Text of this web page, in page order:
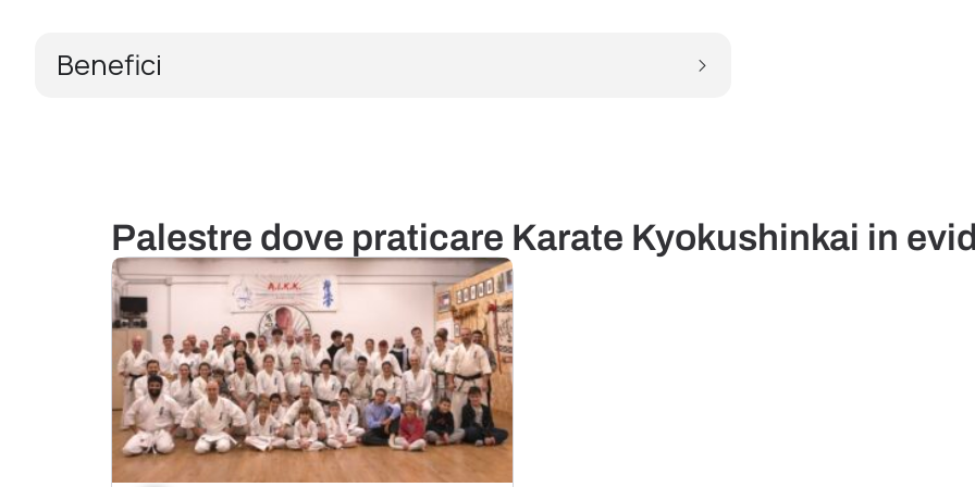
Benefici
Palestre dove praticare Karate Kyokushinkai in